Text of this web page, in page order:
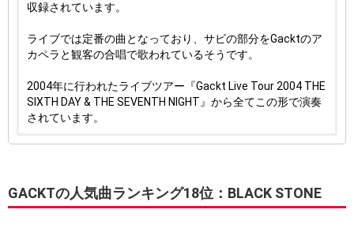
収録されています。
ライブでは定番の曲となっており、サビの部分をGacktのア
カペラと観客の合唱で歌われているそうです。
2004年に行われたライブツアー『Gackt Live Tour 2004 THE
SIXTH DAY & THE SEVENTH NIGHT』から全てこの形で演奏
されています。
GACKTの人気曲ランキング18位：BLACK STONE